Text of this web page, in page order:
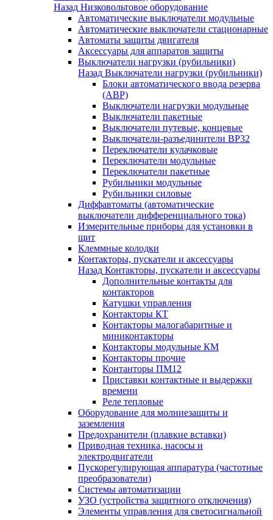
Назад Низковольтовое оборудование
Автоматические выключатели модульные
Автоматические выключатели стационарные
Автоматы защиты двигателя
Аксессуары для аппаратов защиты
Выключатели нагрузки (рубильники)
Назад Выключатели нагрузки (рубильники)
Блоки автоматического ввода резерва
(АВР)
Выключатели нагрузки модульные
Выключатели пакетные
Выключатели путевые, концевые
Выключатели-разъединители ВР32
Переключатели кулачковые
Переключатели модульные
Переключатели пакетные
Рубильники модульные
Рубильники силовые
Диффавтоматы (автоматические
выключатели дифференциального тока)
Измерительные приборы для установки в
щит
Клеммные колодки
Контакторы, пускатели и аксессуары
Назад Контакторы, пускатели и аксессуары
Дополнительные контакты для
контакторов
Катушки управления
Контакторы КТ
Контакторы малогабаритные и
миниконтакторы
Контакторы модульные КМ
Контакторы прочие
Контанторы ПМ12
Приставки контактные и выдержки
времени
Реле тепловые
Оборудование для молниезащиты и
заземления
Предохранители (плавкие вставки)
Приводная техника, насосы и
электродвигатели
Пускорегулирующая аппаратура (частотные
преобразователи)
Системы автоматизации
УЗО (устройства защитного отключения)
Элементы управления для светосигнальной